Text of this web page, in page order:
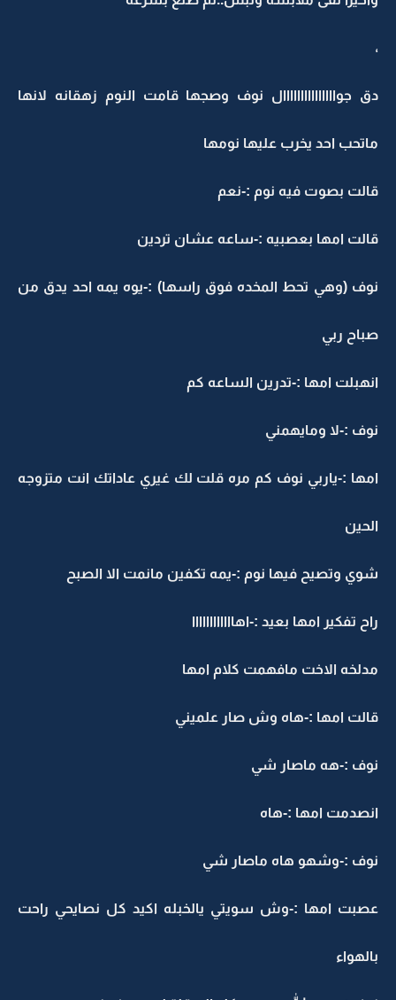
جوااااااااااااااال نوف وصجها قامت النوم زهقانه لانها
احد يخرب عليها نومها
بصوت فيه نوم :-نعم
امها بعصبيه :-ساعه عشان تردين
(وهي تحط المخده فوق راسها) :-يوه يمه احد يدق من
ربي
امها :-تدرين الساعه كم
:-لا ومايهمني
:-ياربي نوف كم مره قلت لك غيري عاداتك انت متزوجه
وتصيح فيها نوم :-يمه تكفين مانمت الا الصبح
تفكير امها بعيد :-اهاااااااااااا
الاخت مافهمت كلام امها
امها :-هاه وش صار علميني
:-هه ماصار شي
امها :-هاه
:-وشهو هاه ماصار شي
امها :-وش سويتي يالخبله اكيد كل نصايحي راحت